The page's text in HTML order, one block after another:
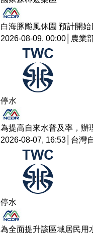
白海豚颱風休園 預計開
2026-08-09, 00:00│農業
停水
為提高自來水普及率，辦
2026-08-07, 16:53│台灣
停水
為全面提升該區域居民用